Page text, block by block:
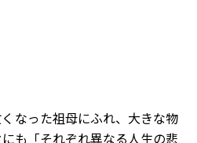
なった祖母にふれ、大きな物
も「それぞれ異なる人生の悲